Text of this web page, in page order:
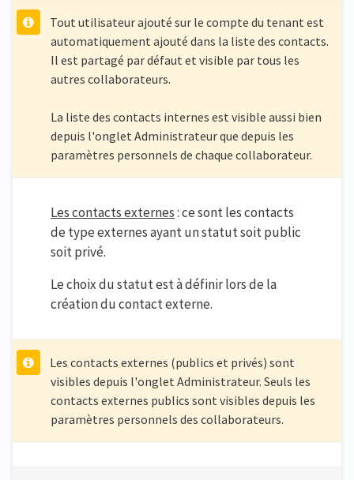
Tout utilisateur ajouté sur le compte du tenant est
automatiquement ajouté dans la liste des contacts.
Il est partagé par défaut et visible par tous les
autres collaborateurs.
La liste des contacts internes est visible aussi bien
depuis l'onglet Administrateur que depuis les
paramètres personnels de chaque collaborateur.
Les contacts externes: ce sont les contacts
de type externes ayant un statut soit public
soit privé.
Le choix du statut est à définir lors de la
création du contact externe.
Les contacts externes (publics et privés) sont
visibles depuis l'onglet Administrateur. Seuls les
contacts externes publics sont visibles depuis les
paramètres personnels des collaborateurs.